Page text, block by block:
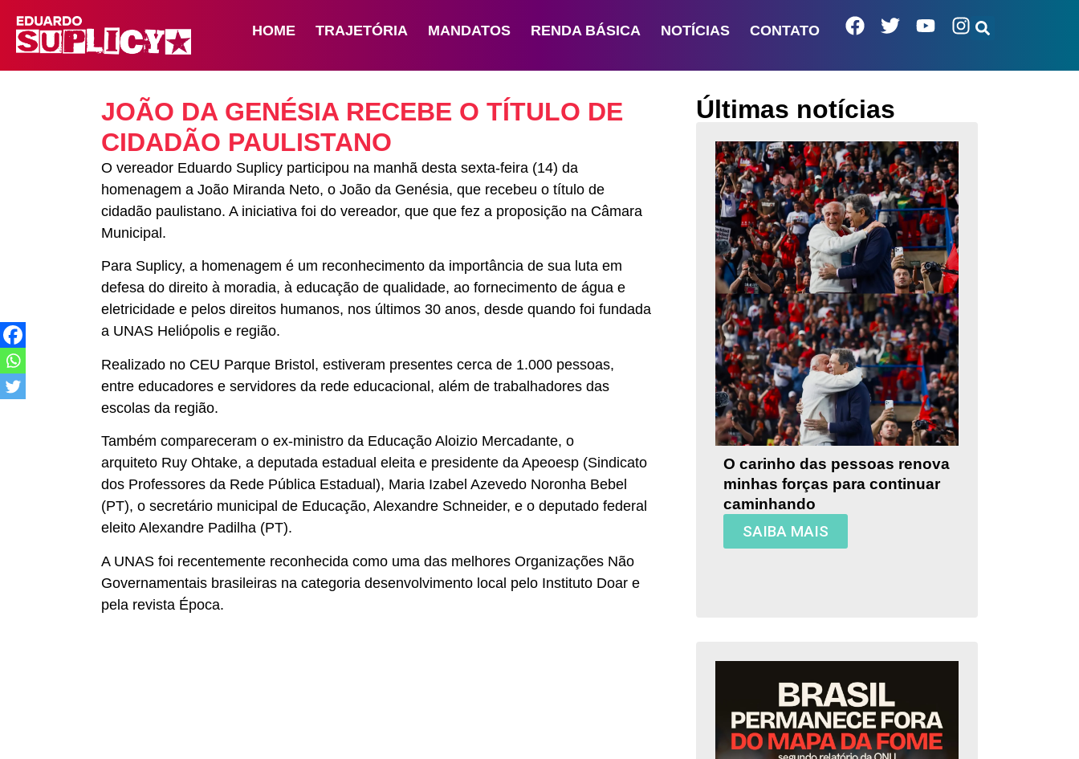
HOME TRAJETÓRIA MANDATOS RENDA BÁSICA NOTÍCIAS CONTATO
JOÃO DA GENÉSIA RECEBE O TÍTULO DE
CIDADÃO PAULISTANO
O vereador Eduardo Suplicy participou na manhã desta sexta-feira (14) da
homenagem a João Miranda Neto, o João da Genésia, que recebeu o título de
cidadão paulistano. A iniciativa foi do vereador, que que fez a proposição na Câmara
Municipal.
Para Suplicy, a homenagem é um reconhecimento da importância de sua luta em
defesa do direito à moradia, à educação de qualidade, ao fornecimento de água e
eletricidade e pelos direitos humanos, nos últimos 30 anos, desde quando foi fundada
a UNAS Heliópolis e região.
Realizado no CEU Parque Bristol, estiveram presentes cerca de 1.000 pessoas,
entre educadores e servidores da rede educacional, além de trabalhadores das
escolas da região.
Também compareceram o ex-ministro da Educação Aloizio Mercadante, o
arquiteto Ruy Ohtake, a deputada estadual eleita e presidente da Apeoesp (Sindicato
dos Professores da Rede Pública Estadual), Maria Izabel Azevedo Noronha Bebel
(PT), o secretário municipal de Educação, Alexandre Schneider, e o deputado federal
eleito Alexandre Padilha (PT).
A UNAS foi recentemente reconhecida como uma das melhores Organizações Não
Governamentais brasileiras na categoria desenvolvimento local pelo Instituto Doar e
pela revista Época.
Últimas notícias
O carinho das pessoas renova
minhas forças para continuar
caminhando
SAIBA MAIS